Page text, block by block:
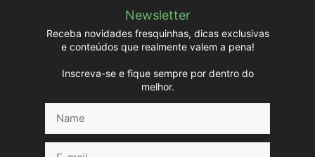
Newsletter
Receba novidades fresquinhas, dicas exclusivas
e conteúdos que realmente valem a pena!
Inscreva-se e fique sempre por dentro do
melhor.